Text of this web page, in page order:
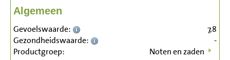
Algemeen
Gevoelswaarde:
7,8
Gezondheidswaarde:
-
Productgroep:
Noten en zaden